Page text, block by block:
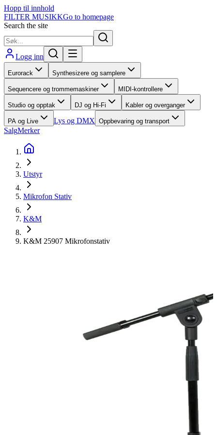
Hopp til innhold
FILTER MUSIKKGo to homepage
Search the site
Logg inn
Eurorack Synthesizere og samplere
Sequencere og trommemaskiner MIDI-kontrollere
Studio og opptak DJ og Hi-Fi Kabler og overganger
PA og Live Lys og DMX Oppbevaring og transport
SalgMerker
Utstyr
Mikrofon Stativ
K&M
K&M 25907 Mikrofonstativ